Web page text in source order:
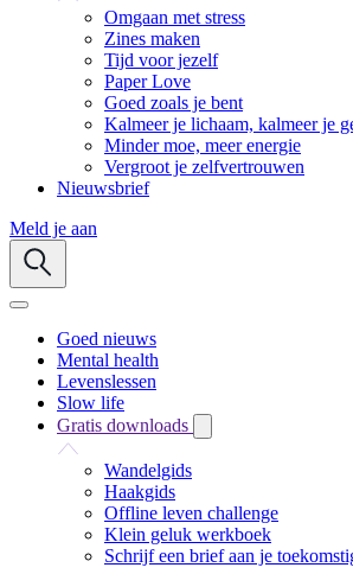
Omgaan met stress
Zines maken
Tijd voor jezelf
Paper Love
Goed zoals je bent
Kalmeer je lichaam, kalmeer je
Minder moe, meer energie
Vergroot je zelfvertrouwen
Nieuwsbrief
Meld je aan
Goed nieuws
Mental health
Levenslessen
Slow life
Gratis downloads
Wandelgids
Haakgids
Offline leven challenge
Klein geluk werkboek
Schrijf een brief aan je